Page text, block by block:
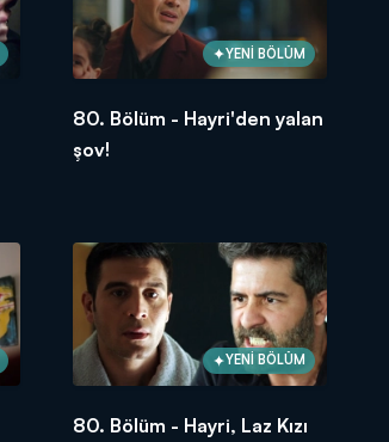
YENİ BÖLÜM
80. Bölüm - Hayri'den yalan
şov!
YENİ BÖLÜM
80. Bölüm - Hayri, Laz Kızı